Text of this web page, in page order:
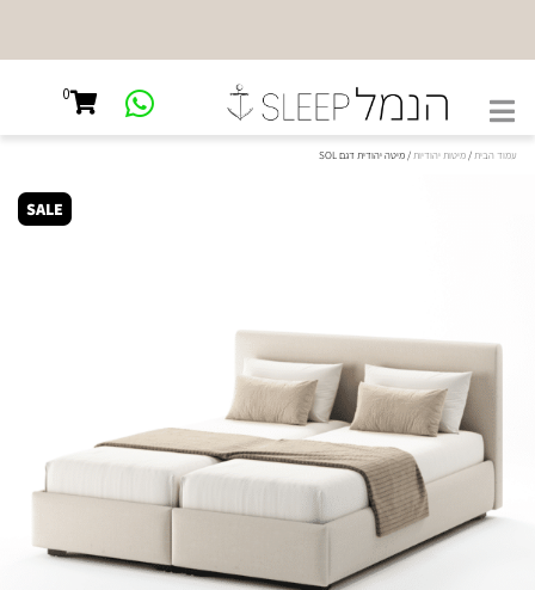
קיבוץ גלויות
45, ת"א
0
עמוד הבית/מיטות יהודיות/ מיטה יהודית דגם SOL
SALE